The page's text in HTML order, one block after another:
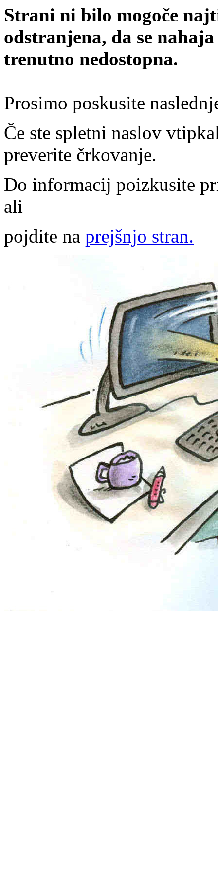
Strani ni bilo mogoče
odstranjena, da se
trenutno nedostopna.
Prosimo poskusite
Če ste spletni naslov
preverite črkovanje.
Do informacij poizkusite
ali
pojdite na prejšnjo stran.